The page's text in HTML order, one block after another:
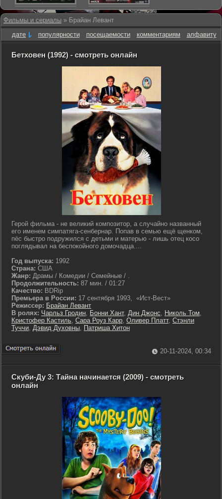
Фильмы и сериалы » Брайан Левант
дате
популярности посещаемости комментариям алфавиту
Бетховен (1992) - смотреть онлайн
Герой фильма - не великий композитор, а случайно названный
его именем симпатяга-сенбернар. Попав в семью ещё щенком,
пёс быстро подружился с детьми и матерью - лишь отец косо
поглядывал на беспокойного домочадца....
Год выпуска: 1992
Страна: США
Жанр: Драмы / Комедии / Семейные / .
Продолжительность: 87 мин. / 01:27
Качество: BDRip
Премьера в России: 17 сентября 1993, «Ист-Вест»
Режиссер: Брайан Левант
В ролях: Чарльз Гродин, Бонни Хант, Дин Джонс, Николь Том,
Кристофер Кастиль, Сара Роуз Карр, Оливер Платт, Стэнли
Туччи, Дэвид Духовны, Патриша Хитон
20-11-2024, 00:34
Скуби-Ду 3: Тайна начинается (2009) - смотреть
онлайн